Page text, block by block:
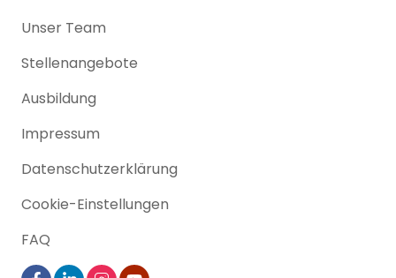
Unser Team
Stellenangebote
Ausbildung
Impressum
Datenschutz­erklärung
Cookie-Einstellungen
FAQ